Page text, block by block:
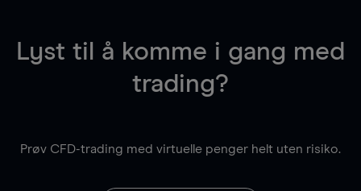
Lyst til å komme i gang med
trading?
Prøv CFD-trading med virtuelle penger helt uten risiko.